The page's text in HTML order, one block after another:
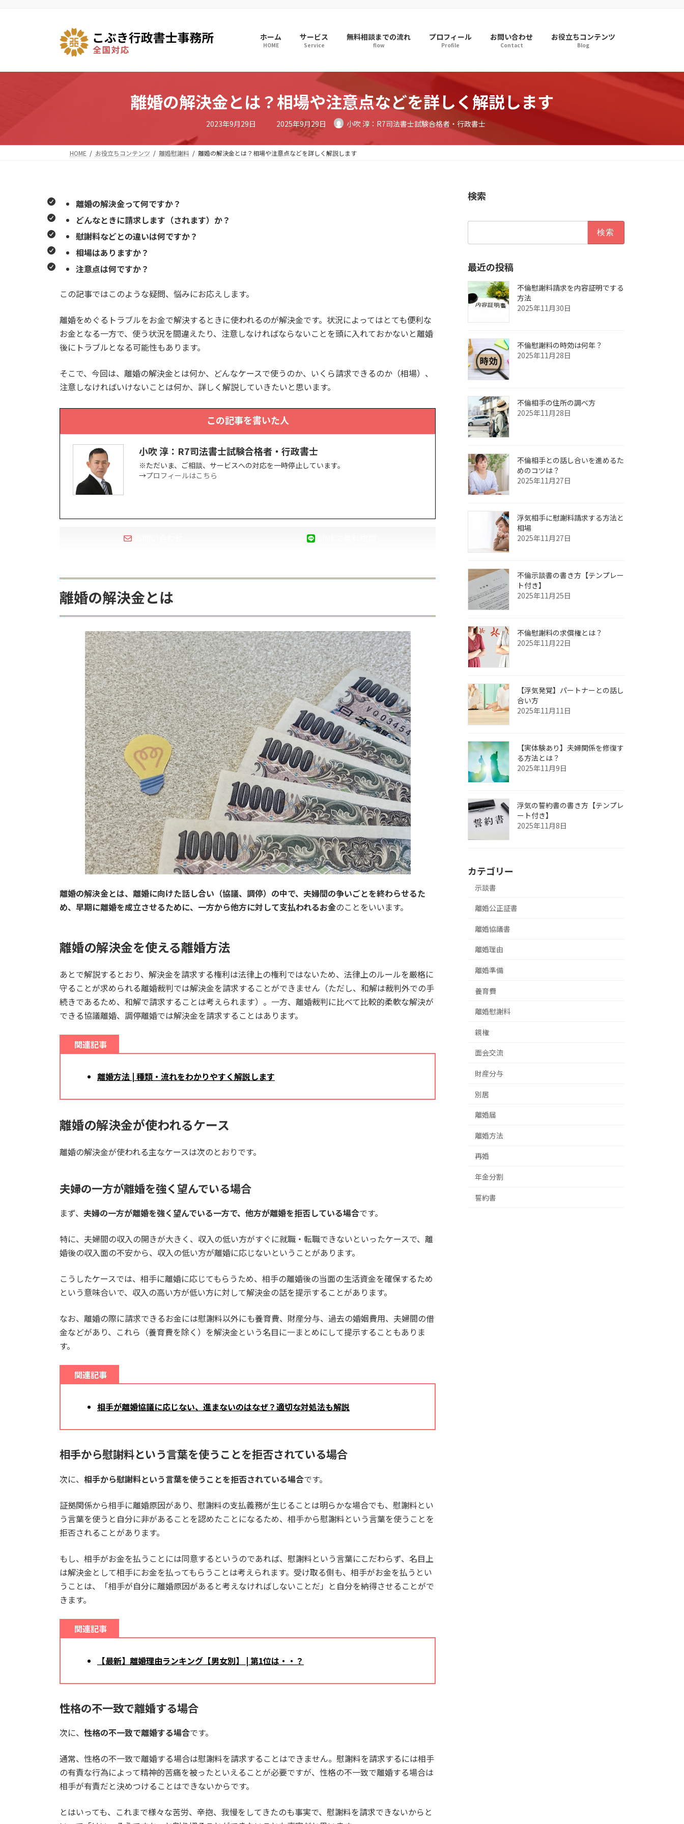
ホーム
HOME
サービス
Service
無料相談までの流れ
flow
プロフィール
Profile
お問い合わせ
Contact
お役立ちコンテンツ
Blog
離婚の解決金とは？相場や注意点などを詳しく解説します
2023年9月29日 最
終
日
時
2025年9月29日 小吹 淳：R7司法書士試験合格者・行政書士
HOME お役立ちコンテンツ 離婚慰謝料 離婚の解決金とは？相場や注意点などを詳しく解説します
離婚の解決金って何ですか？
どんなときに請求します（されます）か？
慰謝料などとの違いは何ですか？
相場はありますか？
注意点は何ですか？
この記事ではこのような疑問、悩みにお応えします。
離婚をめぐるトラブルをお金で解決するときに使われるのが解決金です。状況によってはとても便利な
お金となる一方で、使う状況を間違えたり、注意しなければならないことを頭に入れておかないと離婚
後にトラブルとなる可能性もあります。
そこで、今回は、離婚の解決金とは何か、どんなケースで使うのか、いくら請求できるのか（相場）、
注意しなければいけないことは何か、詳しく解説していきたいと思います。
この記事を書いた人
小吹 淳：R7司法書士試験合格者・行政書士
※ただいま、ご相談、サービスへの対応を一時停止しています。
→プロフィールはこちら
離婚の解決金とは
離婚の解決金とは、離婚に向けた話し合い（協議、調停）の中で、夫婦間の争いごとを終わらせるた
め、早期に離婚を成立させるために、一方から他方に対して支払われるお金のことをいいます。
離婚の解決金を使える離婚方法
あとで解説するとおり、解決金を請求する権利は法律上の権利ではないため、法律上のルールを厳格に
守ることが求められる離婚裁判では解決金を請求することができません（ただし、和解は裁判外での手
続きであるため、和解で請求することは考えられます）。一方、離婚裁判に比べて比較的柔軟な解決が
できる協議離婚、調停離婚では解決金を請求することはあります。
関連記事
離婚方法 | 種類・流れをわかりやすく解説します
離婚の解決金が使われるケース
離婚の解決金が使われる主なケースは次のとおりです。
夫婦の一方が離婚を強く望んでいる場合
まず、 夫婦の一方が離婚を強く望んでいる一方で、他方が離婚を拒否している場合です。
特に、夫婦間の収入の開きが大きく、収入の低い方がすぐに就職・転職できないといったケースで、離
婚後の収入面の不安から、収入の低い方が離婚に応じないということがあります。
こうしたケースでは、相手に離婚に応じてもらうため、相手の離婚後の当面の生活資金を確保するため
という意味合いで、収入の高い方が低い方に対して解決金の話を提示することがあります。
なお、離婚の際に請求できるお金には慰謝料以外にも養育費、財産分与、過去の婚姻費用、夫婦間の借
金などがあり、これら（養育費を除く）を解決金という名目に一まとめにして提示することもありま
す。
関連記事
相手が離婚協議に応じない、進まないのはなぜ？適切な対処法も解説
相手から慰謝料という言葉を使うことを拒否されている場合
次に、 相手から慰謝料という言葉を使うことを拒否されている場合です。
証拠関係から相手に離婚原因があり、慰謝料の支払義務が生じることは明らかな場合でも、慰謝料とい
う言葉を使うと自分に非があることを認めたことになるため、相手から慰謝料という言葉を使うことを
拒否されることがあります。
もし、相手がお金を払うことには同意するというのであれば、慰謝料という言葉にこだわらず、名目上
は解決金として相手にお金を払ってもらうことは考えられます。受け取る側も、相手がお金を払うとい
うことは、「相手が自分に離婚原因があると考えなければしないことだ」と自分を納得させることがで
きます。
関連記事
【最新】離婚理由ランキング【男女別】 | 第1位は・・？
性格の不一致で離婚する場合
次に、 性格の不一致で離婚する場合です。
通常、性格の不一致で離婚する場合は慰謝料を請求することはできません。慰謝料を請求するには相手
の有責な行為によって精神的苦痛を被ったといえることが必要ですが、性格の不一致で離婚する場合は
相手が有責だと決めつけることはできないからです。
とはいっても、これまで様々な苦労、辛抱、我慢をしてきたのも事実で、慰謝料を請求できないからと
検索
最近の投稿
不倫慰謝料請求を内容証明でする
方法
2025年11月30日
不倫慰謝料の時効は何年？
2025年11月28日
不倫相手の住所の調べ方
2025年11月28日
不倫相手との話し合いを進めるた
めのコツは？
2025年11月27日
浮気相手に慰謝料請求する方法と
相場
2025年11月27日
不倫示談書の書き方【テンプレー
ト付き】
2025年11月25日
不倫慰謝料の求償権とは？
2025年11月22日
【浮気発覚】パートナーとの話し
合い方
2025年11月11日
【実体験あり】夫婦関係を修復す
る方法とは？
2025年11月9日
浮気の誓約書の書き方【テンプレ
ート付き】
2025年11月8日
カテゴリー
示談書
離婚公正証書
離婚協議書
離婚理由
離婚準備
養育費
離婚慰謝料
親権
面会交流
財産分与
別居
離婚届
離婚方法
再婚
年金分割
誓約書